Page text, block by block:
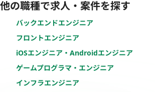
他の職種で求人・案件を探す
バックエンドエンジニア
フロントエンジニア
iOSエンジニア・Androidエンジニア
ゲームプログラマ・エンジニア
インフラエンジニア